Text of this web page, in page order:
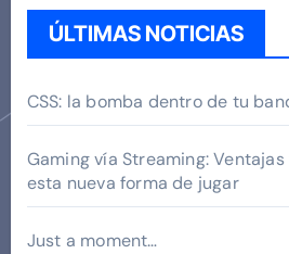
ÚLTIMAS NOTICIAS
CSS: la bomba dentro de tu
Gaming vía Streaming:
esta nueva forma de jugar
Just a moment…